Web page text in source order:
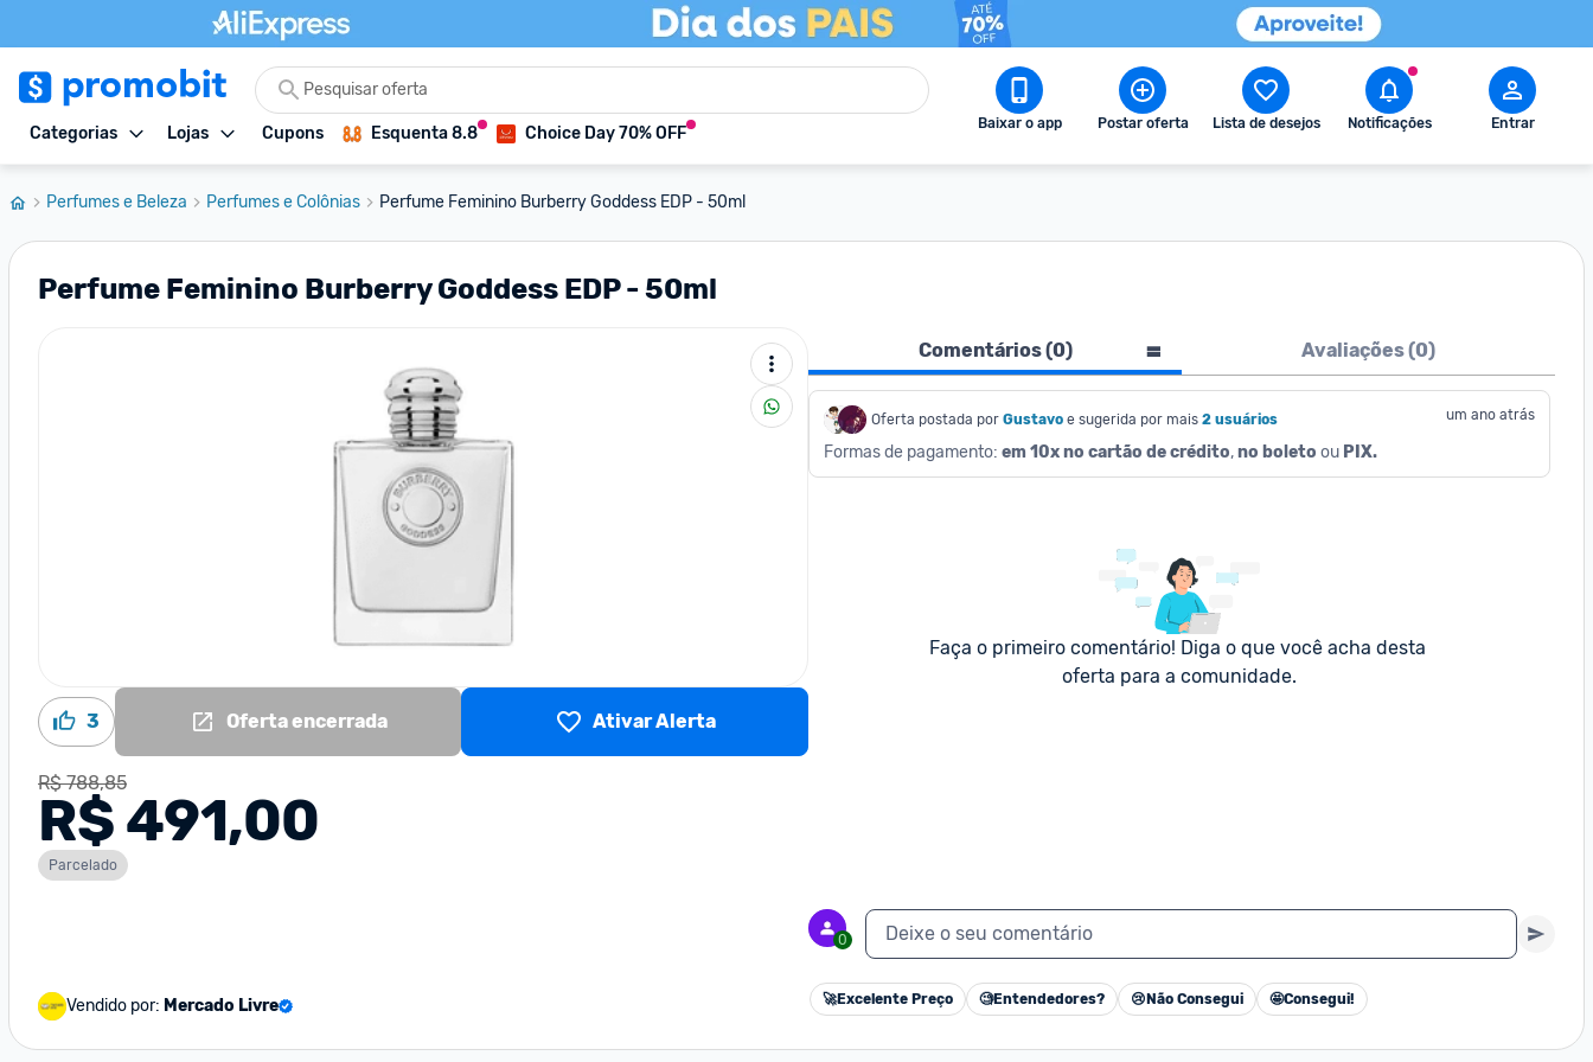
Categorias Lojas Cupons Esquenta 8.8 Choice Day 70% OFF Baixar o app Postar oferta Lista de desejos Notificações Entrar
Perfumes e Beleza Perfumes e Colônias Perfume Feminino Burberry Goddess EDP - 50ml
Perfume Feminino Burberry Goddess EDP - 50ml
3 Oferta encerrada Ativar Alerta
R$ 788,85
R$ 491,00
Parcelado
Vendido por: Mercado Livre
Comentários (0) Avaliações (0)
Oferta postada por Gustavo e sugerida por mais 2 usuários um ano atrás
Formas de pagamento: em 10x no cartão de crédito, no boleto ou PIX.
Faça o primeiro comentário! Diga o que você acha desta
oferta para a comunidade.
0 Deixe o seu comentário
🚀Excelente Preço 🧐Entendedores? 😢 Não Consegui 🤩Consegui!